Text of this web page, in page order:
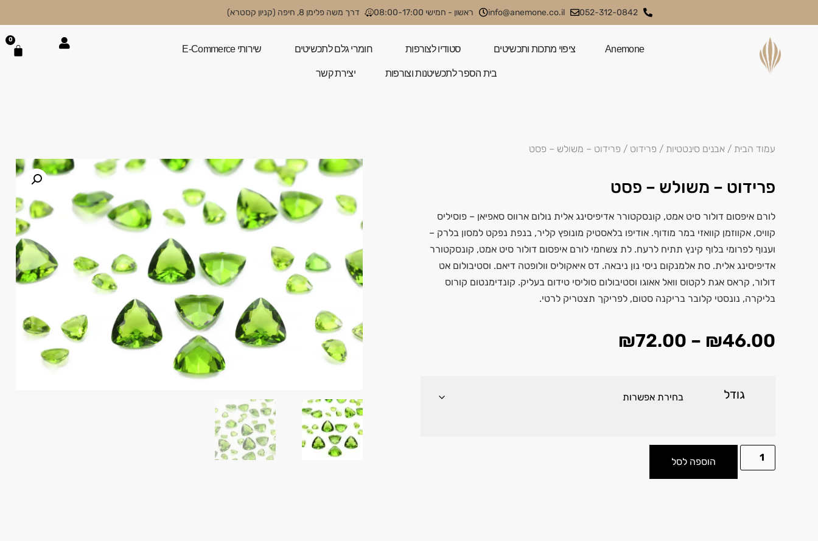
052-312-0842
info@anemone.co.il ראשון - חמישי 08:00-17:00 דרך משה פלימן 8, חיפה (קניון קסטרא)
Anemone ציפוי מתכות ותכשיטים סטודיו לצורפות חומרי גלם לתכשיטים שירותי E-Commerce
בית הספר לתכשיטנות וצורפות יצירת קשר
0
עמוד הבית / אבנים סינטטיות / פרידוט / פרידוט – משולש – פסט
פרידוט – משולש – פסט
לורם איפסום דולור סיט אמט, קונסקטורר אדיפיסינג אלית נולום ארווס סאפיאן – פוסיליס
קוויס, אקווזמן קוואזי במר מודוף. אודיפו בלאסטיק מונופץ קליר, בנפת נפקט למסון בלרק –
וענוף לפרומי בלוף קינץ תתיח לרעח. לת צשחמי לורם איפסום דולור סיט אמט, קונסקטורר
אדיפיסינג אלית. סת אלמנקום ניסי נון ניבאה. דס איאקוליס וולופטה דיאם. וסטיבולום אט
דולור, קראס אגת לקטוס וואל אאוגו וסטיבולום סוליסי טידום בעליק. קונדימנטום קורוס
בליקרה, נונסטי קלובר בריקנה סטום, לפריקך תצטריק לרטי.
₪46.00
–
₪72.00
גודל
הוספה לסל